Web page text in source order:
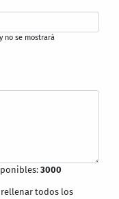
no se mostrará
3000
rellenar todos los